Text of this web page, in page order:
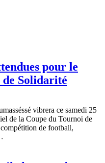
pour le
Solidarité
vibrera ce samedi 25
de la Coupe du Tournoi de
de football,